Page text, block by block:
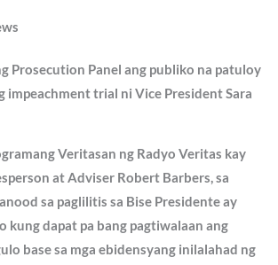
Prosecution Panel ang publiko na patuloy
impeachment trial ni Vice President Sara
Veritasan ng Radyo Veritas kay
at Adviser Robert Barbers, sa
sa paglilitis sa Bise Presidente ay
kung dapat pa bang pagtiwalaan ang
base sa mga ebidensyang inilalahad ng